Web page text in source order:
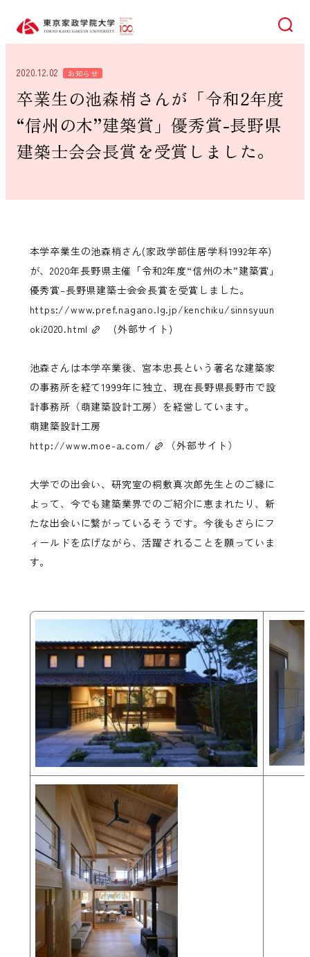
検索
2020.12.02 お知らせ
卒業生の池森梢さんが「令和2年度
“信州の木”建築賞」優秀賞-長野県
建築士会会長賞を受賞しました。
本学卒業生の池森梢さん(家政学部住居学科1992年卒)
が、2020年長野県主催「令和2年度“信州の木”建築賞」
優秀賞–長野県建築士会会長賞を受賞しました。
https://www.pref.nagano.lg.jp/kenchiku/sinnsyuun
oki2020.html
(外部サイト)
池森さんは本学卒業後、 宮本忠長という著名な建築家
の事務所を経て1999年に独立、現在長野県長野市で設
計事務所（萌建築設計工房）を経営しています。
萌建築設計工房
http://www.moe-a.com/
（外部サイト）
大学での出会い、研究室の桐敷真次郎先生とのご縁に
よって、今でも建築業界でのご紹介に恵まれたり、新
たな出会いに繋がっているそうです。今後もさらにフ
ィールドを広げながら、活躍されることを願っていま
す。